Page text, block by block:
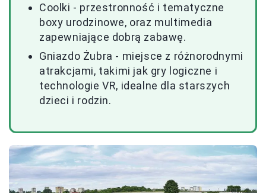
Coolki - przestronność i tematyczne
boxy urodzinowe, oraz multimedia
zapewniające dobrą zabawę.
Gniazdo Żubra - miejsce z różnorodnymi
atrakcjami, takimi jak gry logiczne i
technologie VR, idealne dla starszych
dzieci i rodzin.